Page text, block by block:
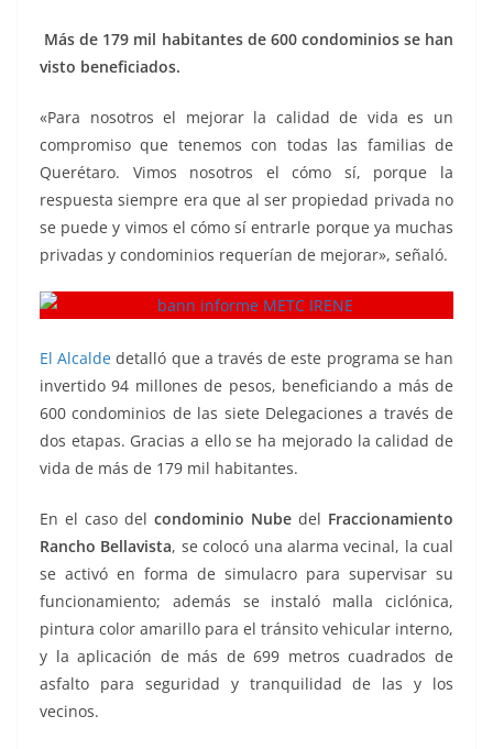
Más de 179 mil habitantes de 600 condominios se han
visto beneficiados.
«Para nosotros el mejorar la calidad de vida es un
compromiso que tenemos con todas las familias de
Querétaro. Vimos nosotros el cómo sí, porque la
respuesta siempre era que al ser propiedad privada no
se puede y vimos el cómo sí entrarle porque ya muchas
privadas y condominios requerían de mejorar», señaló.
El Alcalde detalló que a través de este programa se han
invertido 94 millones de pesos, beneficiando a más de
600 condominios de las siete Delegaciones a través de
dos etapas. Gracias a ello se ha mejorado la calidad de
vida de más de 179 mil habitantes.
En el caso del condominio Nube del Fraccionamiento
Rancho Bellavista, se colocó una alarma vecinal, la cual
se activó en forma de simulacro para supervisar su
funcionamiento; además se instaló malla ciclónica,
pintura color amarillo para el tránsito vehicular interno,
y la aplicación de más de 699 metros cuadrados de
asfalto para seguridad y tranquilidad de las y los
vecinos.